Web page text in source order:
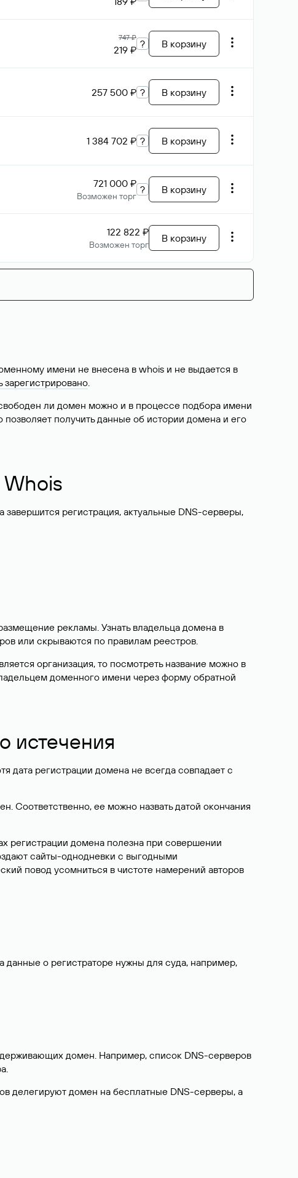
747 ₽
219 ₽ ? В корзину
257 500 ₽ ? В корзину
1 384 702 ₽ ? В корзину
721 000 ₽
Возможен торг
? В корзину
122 822 ₽
Возможен торг
В корзину
имени не внесена в whois и не выдается в
зарегистрировано.
ли домен можно и в процессе подбора имени
получить данные об истории домена и его
регистрация, актуальные DNS-серверы,
рекламы. Узнать владельца домена в
или скрываются по правилам реестров.
организация, то посмотреть название можно в
доменного имени через форму обратной
истечения
дата регистрации домена не всегда совпадает с
Соответственно, ее можно назвать датой окончания
регистрации домена полезна при совершении
сайты-однодневки с выгодными
повод усомниться в чистоте намерений авторов
о регистраторе нужны для суда, например,
домен. Например, список DNS-серверов
делегируют домен на бесплатные DNS-серверы, а